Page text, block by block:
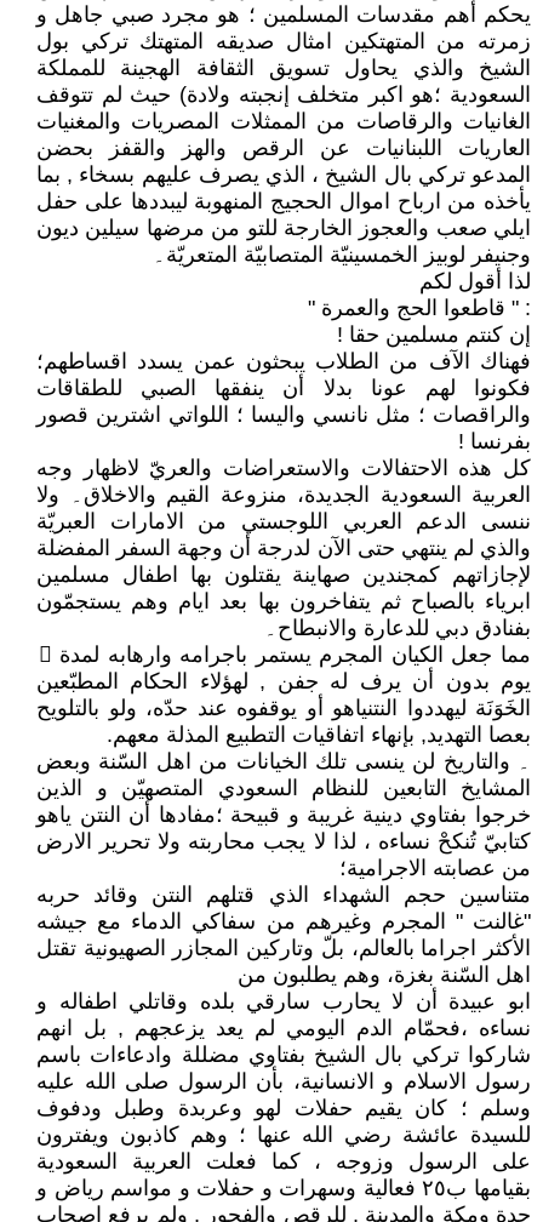
يحكم أهم مقدسات المسلمين ؛ هو مجرد صبي جاهل و
زمرته من المتهتكين امثال صديقه المتهتك تركي بول
الشيخ والذي يحاول تسويق الثقافة الهجينة للمملكة
السعودية ؛هو اكبر متخلف إنجبته ولادة) حيث لم تتوقف
الغانيات والرقاصات من الممثلات المصريات والمغنيات
العاريات اللبنانيات عن الرقص والهز والقفز بحضن
المدعو تركي بال الشيخ ، الذي يصرف عليهم بسخاء , بما
يأخذه من ارباح اموال الحجيج المنهوبة ليبددها على حفل
ايلي صعب والعجوز الخارجة للتو من مرضها سيلين ديون
وجنيفر لوبيز الخمسينيّة المتصابيّة المتعريّة۔
لذا أقول لكم
: " قاطعوا الحج والعمرة "
إن كنتم مسلمين حقا !
فهناك الآف من الطلاب يبحثون عمن يسدد اقساطهم؛
فكونوا لهم عونا بدلا أن ينفقها الصبي للطقاقات
والراقصات ؛ مثل نانسي واليسا ؛ اللواتي اشترين قصور
بفرنسا !
كل هذه الاحتفالات والاستعراضات والعريّ لاظهار وجه
العربية السعودية الجديدة، منزوعة القيم والاخلاق۔ ولا
ننسى الدعم العربي اللوجستي من الامارات العبريّة
والذي لم ينتهي حتى الآن لدرجة أن وجهة السفر المفضلة
لإجازاتهم كمجندين صهاينة يقتلون بها اطفال مسلمين
ابرياء بالصباح ثم يتفاخرون بها بعد ايام وهم يستجمّون
بفنادق دبي للدعارة والانبطاح۔
مما جعل الكيان المجرم يستمر باجرامه وارهابه لمدة 𧼩
يوم بدون أن يرف له جفن , لهؤلاء الحكام المطبّعين
الخَوَنَة ليهددوا النتنياهو أو يوقفوه عند حدّه، ولو بالتلويح
بعصا التهديد, بإنهاء اتفاقيات التطبيع المذلة معهم.
۔ والتاريخ لن ينسى تلك الخيانات من اهل السّنة وبعض
المشايخ التابعين للنظام السعودي المتصهيّن و الذين
خرجوا بفتاوي دينية غريبة و قبيحة ؛مفادها أن النتن ياهو
كتابيّ تُنكحْ نساءه ، لذا لا يجب محاربته ولا تحرير الارض
من عصابته الاجرامية؛
متناسين حجم الشهداء الذي قتلهم النتن وقائد حربه
"غالنت " المجرم وغيرهم من سفاكي الدماء مع جيشه
الأكثر اجراما بالعالم، بلّ وتاركين المجازر الصهيونية تقتل
اهل السّنة بغزة، وهم يطلبون من
ابو عبيدة أن لا يحارب سارقي بلده وقاتلي اطفاله و
نساءه ،فحمّام الدم اليومي لم يعد يزعجهم , بل انهم
شاركوا تركي بال الشيخ بفتاوي مضللة وادعاءات باسم
رسول الاسلام و الانسانية، بأن الرسول صلى الله عليه
وسلم ؛ كان يقيم حفلات لهو وعربدة وطبل ودفوف
للسيدة عائشة رضي الله عنها ؛ وهم كاذبون ويفترون
على الرسول وزوجه ، كما فعلت العربية السعودية
بقيامها ب٢٥ فعالية وسهرات و حفلات و مواسم رياض و
جدة ومكة والمدينة , للرقص والفجور , ولم يرفع اصحاب